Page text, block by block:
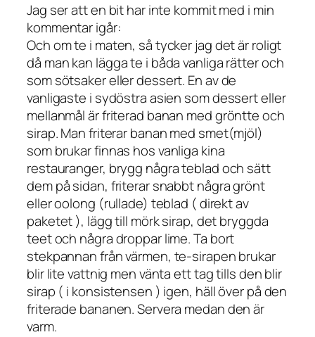
Jag ser att en bit har inte kommit med i min
kommentar igår:
Och om te i maten, så tycker jag det är roligt
då man kan lägga te i båda vanliga rätter och
som sötsaker eller dessert. En av de
vanligaste i sydöstra asien som dessert eller
mellanmål är friterad banan med gröntte och
sirap. Man friterar banan med smet(mjöl)
som brukar finnas hos vanliga kina
restauranger, brygg några teblad och sätt
dem på sidan, friterar snabbt några grönt
eller oolong (rullade) teblad ( direkt av
paketet ), lägg till mörk sirap, det bryggda
teet och några droppar lime. Ta bort
stekpannan från värmen, te-sirapen brukar
blir lite vattnig men vänta ett tag tills den blir
sirap ( i konsistensen ) igen, häll över på den
friterade bananen. Servera medan den är
varm.